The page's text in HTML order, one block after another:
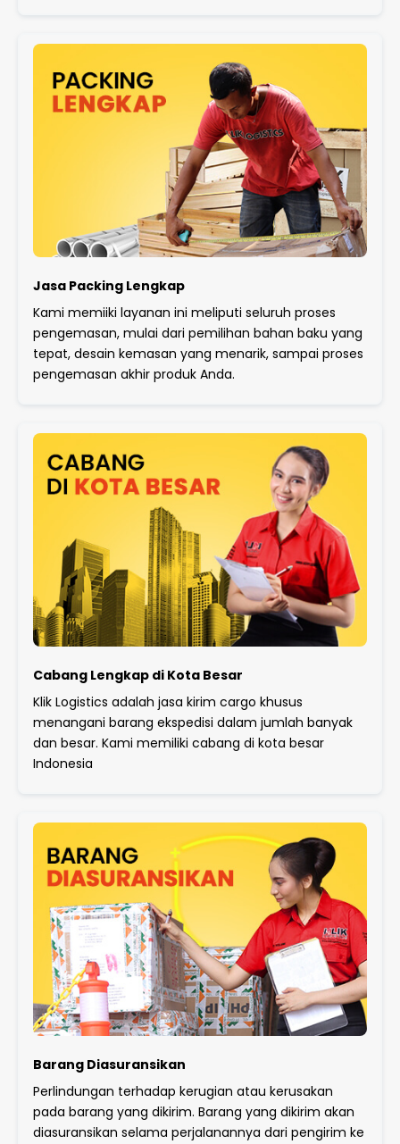
Jasa Packing Lengkap
Kami memiiki layanan ini meliputi seluruh proses
pengemasan, mulai dari pemilihan bahan baku yang
tepat, desain kemasan yang menarik, sampai proses
pengemasan akhir produk Anda.
Cabang Lengkap di Kota Besar
Klik Logistics adalah jasa kirim cargo khusus
menangani barang ekspedisi dalam jumlah banyak
dan besar. Kami memiliki cabang di kota besar
Indonesia
Barang Diasuransikan
Perlindungan terhadap kerugian atau kerusakan
pada barang yang dikirim. Barang yang dikirim akan
diasuransikan selama perjalanannya dari pengirim ke